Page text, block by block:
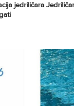
jedriličara